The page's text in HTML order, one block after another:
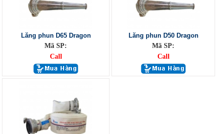
Lăng phun D65 Dragon
Mã SP:
Call
Lăng phun D50 Dragon
Mã SP:
Call